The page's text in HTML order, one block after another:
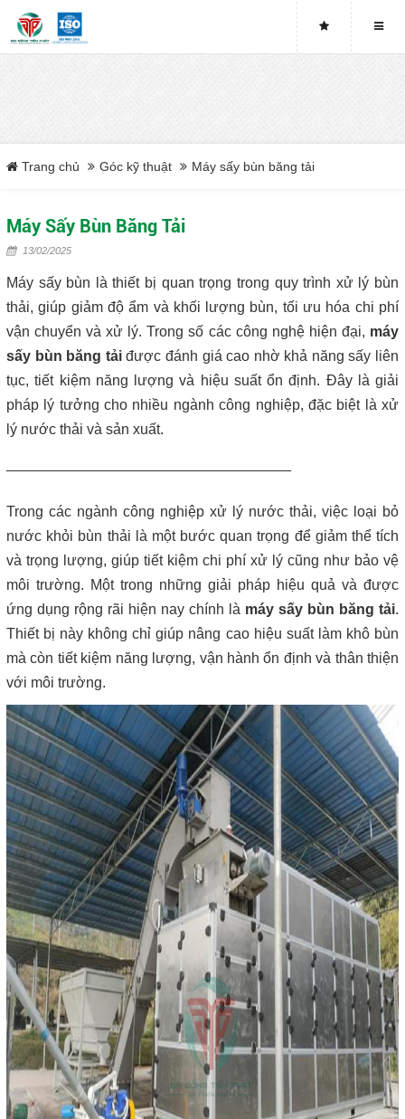
Buy genuine sludge press machines
Máy sấy bùn
Tại sao nên mua máy ép bùn trục vít
Lược rác đầu nguồn
Máy lược rác thô – giải pháp loại bỏ rác hiệu quả trong hệ thống
xử lý nước thải
Giá máy ép bùn 2026 – Báo giá chi tiết theo từng dòng máy và
Bơm màng ARO 1 inch thân nhựa | Hàng sẵn kho – Giá tốt
Bán bộ nguồn thủy lực chính hãng, giá rẻ
Close
Trang chủ Góc kỹ thuật Máy sấy bùn băng tải
Máy Sấy Bùn Băng Tải
13/02/2025
Máy sấy bùn là thiết bị quan trọng trong quy trình xử lý bùn
thải, giúp giảm độ ẩm và khối lượng bùn, tối ưu hóa chi phí
vận chuyển và xử lý. Trong số các công nghệ hiện đại, máy
sấy bùn băng tảiđược đánh giá cao nhờ khả năng sấy liên
tục, tiết kiệm năng lượng và hiệu suất ổn định. Đây là giải
pháp lý tưởng cho nhiều ngành công nghiệp, đặc biệt là xử
lý nước thải và sản xuất.
Trong các ngành công nghiệp xử lý nước thải, việc loại bỏ
nước khỏi bùn thải là một bước quan trọng để giảm thể tích
và trọng lượng, giúp tiết kiệm chi phí xử lý cũng như bảo vệ
môi trường. Một trong những giải pháp hiệu quả và được
ứng dụng rộng rãi hiện nay chính là máy sấy bùn băng tải.
Thiết bị này không chỉ giúp nâng cao hiệu suất làm khô bùn
mà còn tiết kiệm năng lượng, vận hành ổn định và thân thiện
với môi trường.